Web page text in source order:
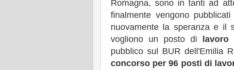
Romagna, sono in tanti ad
finalmente vengono
nuovamente la speranza e il
vogliono un posto di
lavoro
pubblico sul BUR dell'Emilia
concorso per 96 posti di